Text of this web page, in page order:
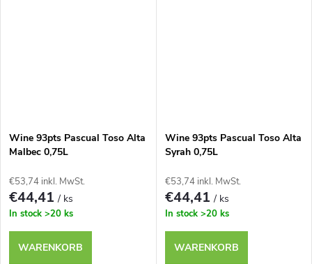
Wine 93pts Pascual Toso Alta
Malbec 0,75L
€53,74 inkl. MwSt.
€44,41/ ks
In stock >20 ks
WARENKORB
Wine 93pts Pascual Toso Alta
Syrah 0,75L
€53,74 inkl. MwSt.
€44,41/ ks
In stock >20 ks
WARENKORB